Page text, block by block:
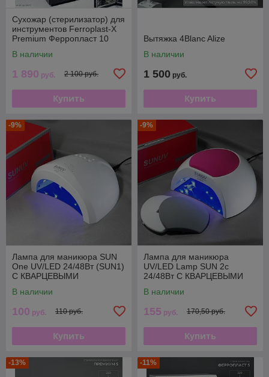
Сухожар (стерилизатор) для
инструментов Ferroplast-X
Premium Ферропласт 10
В наличии
1 890 руб. 2 100 руб.
Купить
Вытяжка 4Blanc Alize
В наличии
1 500 руб.
Купить
-9%
Лампа для маникюра SUN
One UV/LED 24/48Вт (SUN1)
С КВАРЦЕВЫМИ
В наличии
100 руб. 110 руб.
Купить
-9%
Лампа для маникюра
UV/LED Lamp SUN 2c
24/48Вт С КВАРЦЕВЫМИ
В наличии
155 руб. 170,50 руб.
Купить
-13% -11%